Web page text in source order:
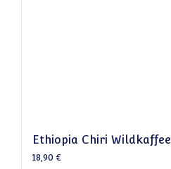
Ethiopia Chiri Wildkaffee
18,90 €